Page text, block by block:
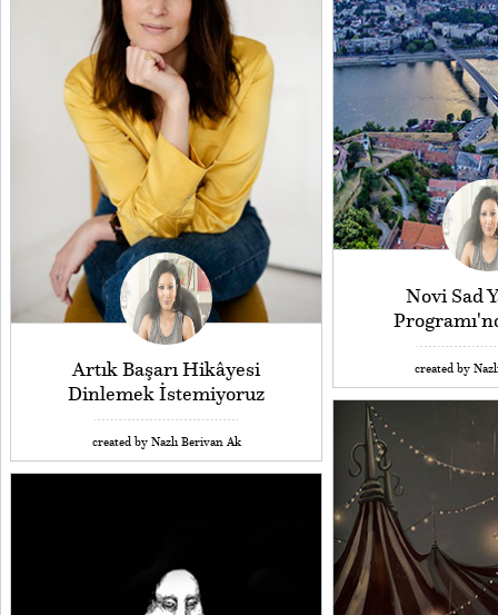
Novi Sad
created by
Artık Başarı Hikâyesi
Dinlemek İstemiyoruz
created by Nazlı Berivan Ak